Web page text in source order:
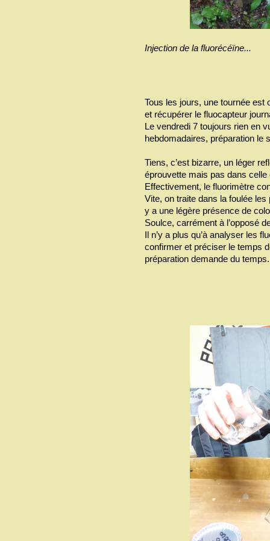
Injection de la fluorécéïne...
Tous les jours, une tournée est
et récupérer le fluocapteur
Le vendredi 7 toujours rien en
hebdomadaires, préparation le
Tiens, c’est bizarre, un léger
éprouvette mais pas dans celle
Effectivement, le fluorimètre
Vite, on traite dans la foulée
y a une légère présence de
Soulce, carrément à l’opposé
Il n’y a plus qu’à analyser les
confirmer et préciser le temps
préparation demande du temps.